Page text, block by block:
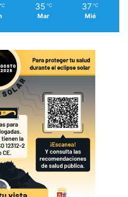
℃ 35 ℃
Mar
37 ℃
Mié